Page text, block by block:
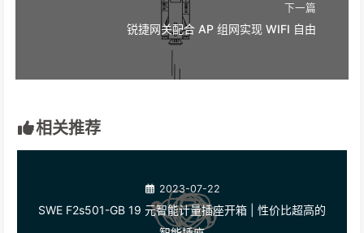
下一篇
锐捷网关配合 AP 组网实现 WIFI 自由
相关推荐
2023-07-22
SWE F2s501-GB 19 元智能计量插座开箱 | 性价比超高的